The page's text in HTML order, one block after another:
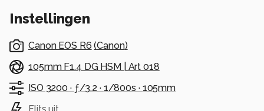
Instellingen
Canon EOS R6 (Canon)
105mm F1.4 DG HSM | Art 018
ISO 3200 · ƒ/3.2 · 1/800s · 105mm